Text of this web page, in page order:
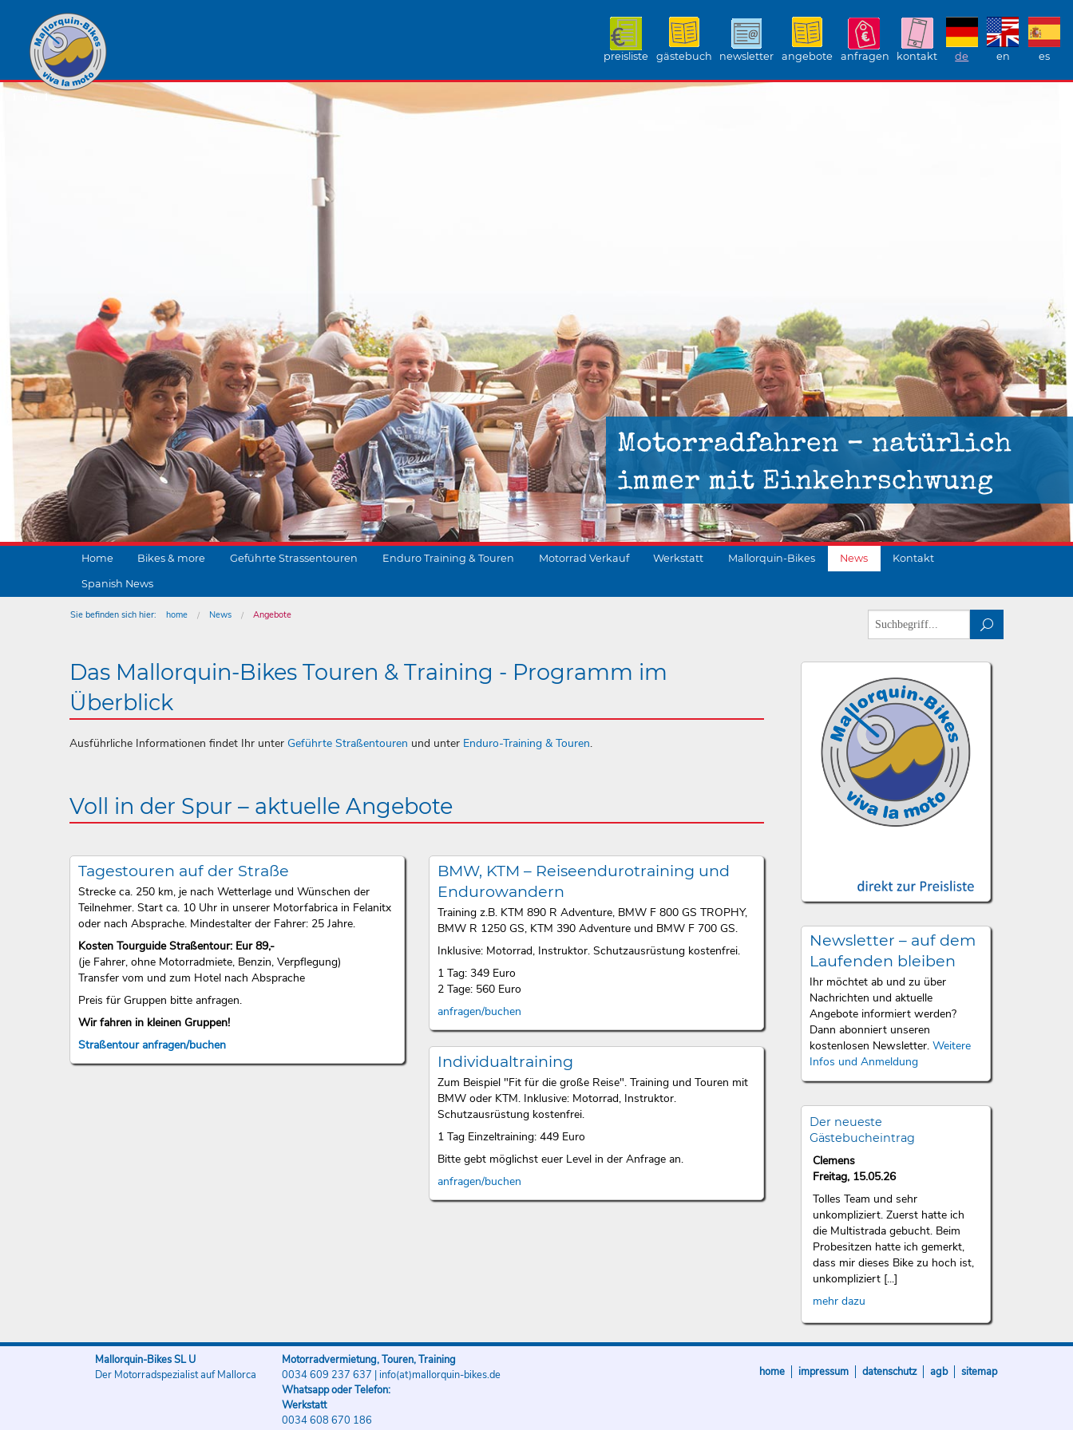
preisliste gästebuch newsletter angebote anfragen kontakt de en es
Motorradfahren – natürlich
immer mit Einkehrschwung
1
Home Bikes & more Geführte Strassentouren Enduro Training & Touren Motorrad Verkauf Werkstatt Mallorquin-Bikes News Kontakt
Spanish News
Sie befinden sich hier: home News
Angebote
Newsletter – auf dem
Laufenden bleiben
Ihr möchtet ab und zu über
Nachrichten und aktuelle
Angebote informiert werden?
Dann abonniert unseren
kostenlosen Newsletter. Weitere
Infos und Anmeldung
Der neueste
Gästebucheintrag
Clemens
Freitag, 15.05.26
Tolles Team und sehr
unkompliziert. Zuerst hatte ich
die Multistrada gebucht. Beim
Probesitzen hatte ich gemerkt,
dass mir dieses Bike zu hoch ist,
unkompliziert [...]
mehr dazu
Das Mallorquin-Bikes Touren & Training - Programm im
Überblick
Ausführliche Informationen findet Ihr unter Geführte Straßentouren und unter Enduro-Training & Touren.
Voll in der Spur – aktuelle Angebote
Tagestouren auf der Straße
Strecke ca. 250 km, je nach Wetterlage und Wünschen der
Teilnehmer. Start ca. 10 Uhr in unserer Motorfabrica in Felanitx
oder nach Absprache. Mindestalter der Fahrer: 25 Jahre.
Kosten Tourguide Straßentour: Eur 89,-
(je Fahrer, ohne Motorradmiete, Benzin, Verpflegung)
Transfer vom und zum Hotel nach Absprache
Preis für Gruppen bitte anfragen.
Wir fahren in kleinen Gruppen!
Straßentour anfragen/buchen
BMW, KTM – Reiseendurotraining und
Endurowandern
Training z.B. KTM 890 R Adventure, BMW F 800 GS TROPHY,
BMW R 1250 GS, KTM 390 Adventure und BMW F 700 GS.
Inklusive: Motorrad, Instruktor. Schutzausrüstung kostenfrei.
1 Tag: 349 Euro
2 Tage: 560 Euro
anfragen/buchen
Individualtraining
Zum Beispiel "Fit für die große Reise". Training und Touren mit
BMW oder KTM. Inklusive: Motorrad, Instruktor.
Schutzausrüstung kostenfrei.
1 Tag Einzeltraining: 449 Euro
Bitte gebt möglichst euer Level in der Anfrage an.
anfragen/buchen
Mallorquin-Bikes SL U
Der Motorradspezialist auf Mallorca
Motorradvermietung, Touren, Training
0034 609 237 637 |info(at)mallorquin-bikes.de
Whatsapp oder Telefon:
Werkstatt
0034 608 670 186
home impressum datenschutz agb sitemap